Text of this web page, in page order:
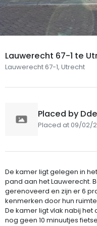
Lauwerecht 67-1 te
Lauwerecht 67-1, Utrecht
Placed by
Placed at 09/02/
De kamer ligt gelegen in
pand aan het Lauwerecht.
gerenoveerd en zijn er 6
kenmerken door hun
De kamer ligt vlak nabij het
nog geen 10 minuutjes